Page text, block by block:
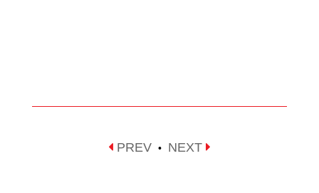
PREV • NEXT